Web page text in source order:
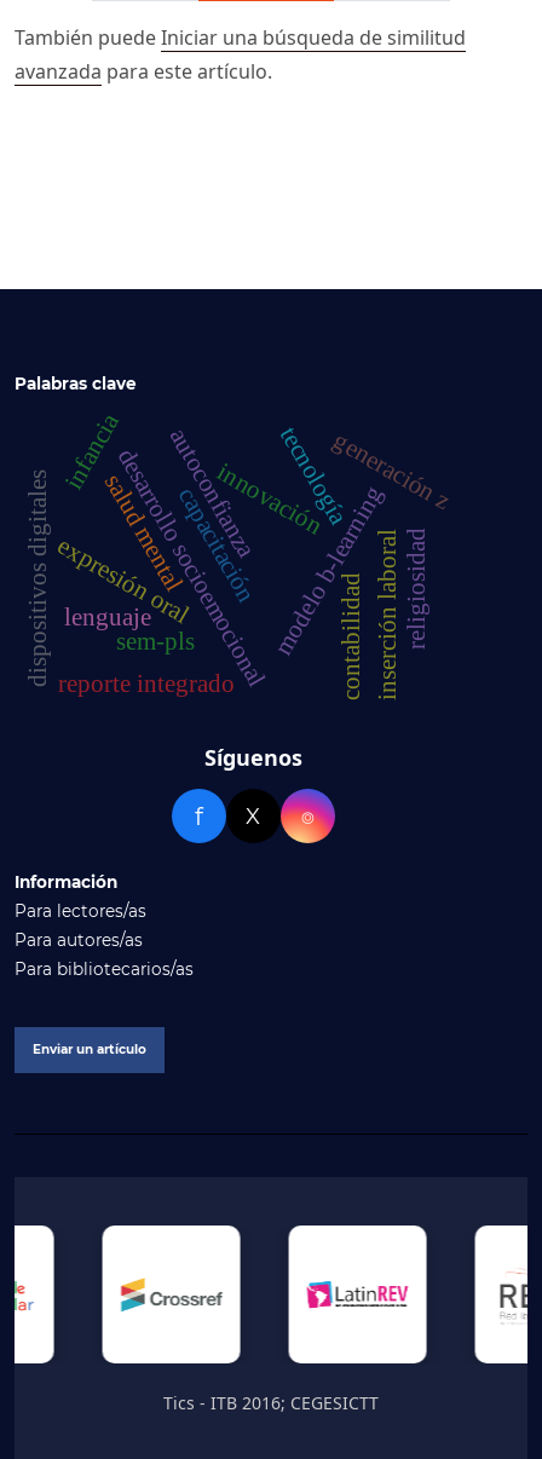
También puedeIniciar una búsqueda de similitud
avanzada para este artículo.
Palabras clave
modelo b-learning
tecnología
capacitación
innovación
desarrollo socioemocional
expresión oral
autoconfianza
inserción laboral
salud mental
contabilidad
reporte integrado
religiosidad
generación z
sem-pls
dispositivos digitales
infancia
lenguaje
Síguenos
f X ⌾
Información
Para lectores/as
Para autores/as
Para bibliotecarios/as
Enviar un artículo
Tics - ITB 2016; CEGESICTT